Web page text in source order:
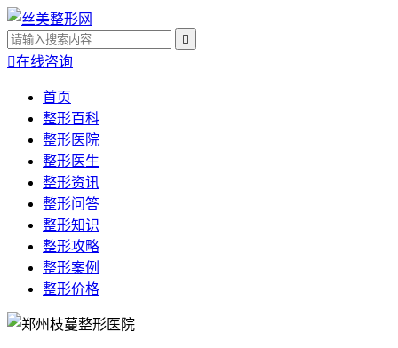

在线咨询
首页
整形百科
整形医院
整形医生
整形资讯
整形问答
整形知识
整形攻略
整形案例
整形价格